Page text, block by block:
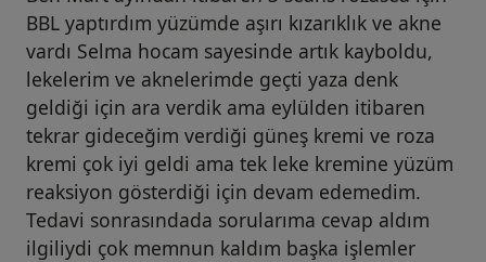
BBL yaptırdım yüzümde aşırı kızarıklık ve akne
vardı Selma hocam sayesinde artık kayboldu,
lekelerim ve aknelerimde geçti yaza denk
geldiği için ara verdik ama eylülden itibaren
tekrar gideceğim verdiği güneş kremi ve roza
kremi çok iyi geldi ama tek leke kremine yüzüm
reaksiyon gösterdiği için devam edemedim.
Tedavi sonrasındada sorularıma cevap aldım
ilgiliydi çok memnun kaldım başka işlemler